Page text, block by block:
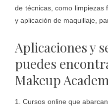
de técnicas, como limpiezas
y aplicación de maquillaje,
Aplicaciones y
puedes
Makeup
1. Cursos online que